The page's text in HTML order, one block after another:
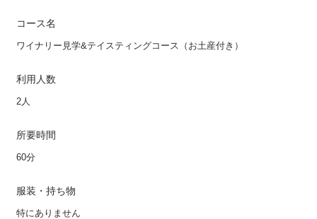
コース名
ワイナリー見学&テイスティングコース（お土産付き）
利用人数
2人
所要時間
60分
服装・持ち物
特にありません